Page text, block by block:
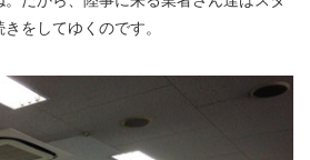
をしてゆくのです。